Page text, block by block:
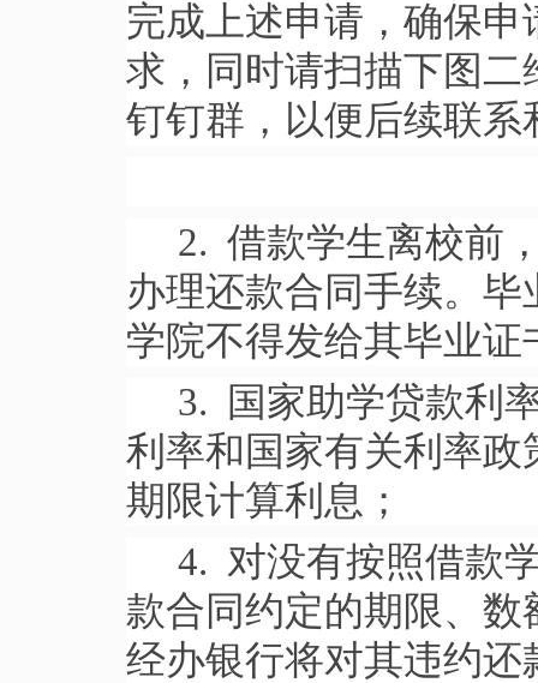
完成上述申请，确保
求，同时请扫描下图
钉钉群，以便后续联系
2. 借款学生离校前
办理还款合同手续。
学院不得发给其毕业证
3. 国家助学贷款利
利率和国家有关利率
期限计算利息；
4. 对没有按照借款
款合同约定的期限、
经办银行将对其违约